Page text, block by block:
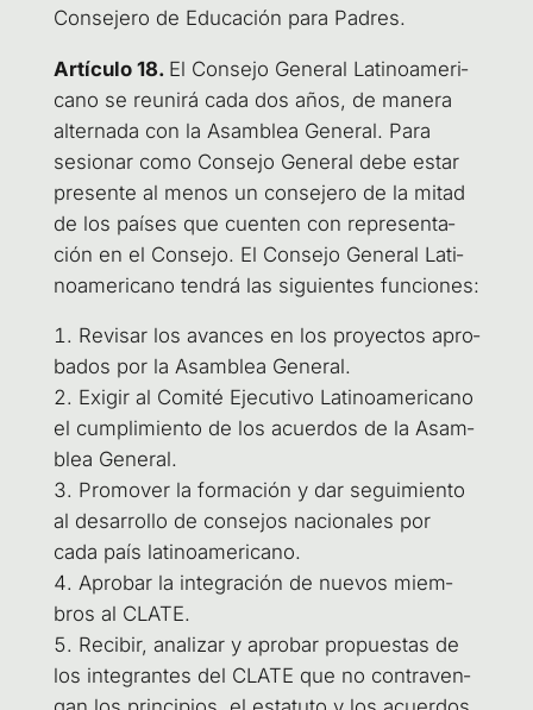
Con­se­je­ro de Edu­ca­ción para Padres.
Artícu­lo 18. El Con­se­jo Gene­ral Lati­no­ame­ri­
cano se reu­ni­rá cada dos años, de mane­ra
alter­na­da con la Asam­blea Gene­ral. Para
sesio­nar como Con­se­jo Gene­ral debe estar
pre­sen­te al menos un con­se­je­ro de la mitad
de los paí­ses que cuen­ten con repre­sen­ta­
ción en el Con­se­jo. El Con­se­jo Gene­ral Lati­
no­ame­ri­cano ten­drá las siguien­tes funciones:
Revi­sar los avan­ces en los pro­yec­tos apro­
ba­dos por la Asam­blea General.
Exi­gir al Comi­té Eje­cu­ti­vo Lati­no­ame­ri­cano
el cum­pli­mien­to de los acuer­dos de la Asam­
blea General.
Pro­mo­ver la for­ma­ción y dar segui­mien­to
al desa­rro­llo de con­se­jos nacio­na­les por
cada país latinoamericano.
Apro­bar la inte­gra­ción de nue­vos miem­
bros al CLATE.
Reci­bir, ana­li­zar y apro­bar pro­pues­tas de
los inte­gran­tes del CLA­TE que no con­tra­ven­